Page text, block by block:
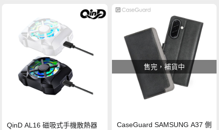
QinD AL16 磁吸式手機散熱器
售完，補貨中
CaseGuard SAMSUNG A37 側